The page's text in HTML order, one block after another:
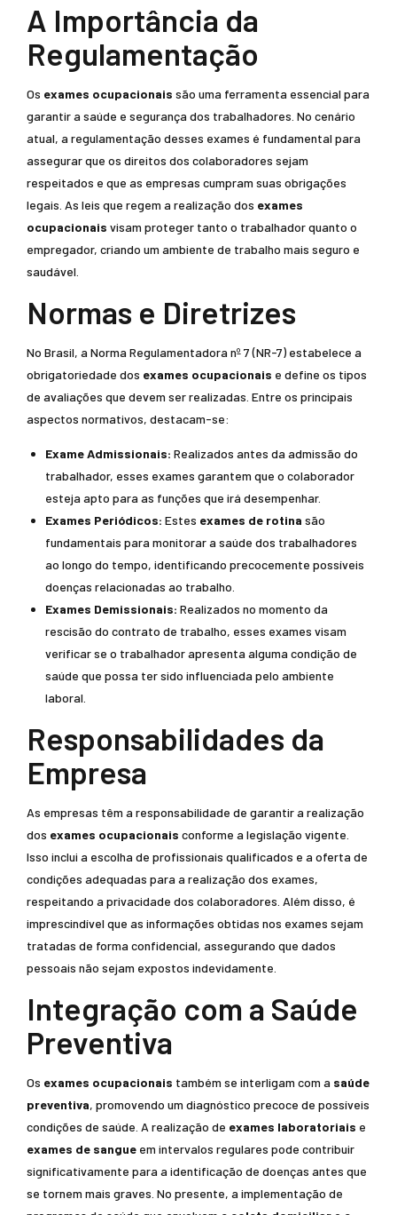
A Importância da
Regulamentação
Os exames ocupacionais são uma ferramenta essencial para
garantir a saúde e segurança dos trabalhadores. No cenário
atual, a regulamentação desses exames é fundamental para
assegurar que os direitos dos colaboradores sejam
respeitados e que as empresas cumpram suas obrigações
legais. As leis que regem a realização dos exames
ocupacionais visam proteger tanto o trabalhador quanto o
empregador, criando um ambiente de trabalho mais seguro e
saudável.
Normas e Diretrizes
No Brasil, a Norma Regulamentadora nº 7 (NR-7) estabelece a
obrigatoriedade dos exames ocupacionais e define os tipos
de avaliações que devem ser realizadas. Entre os principais
aspectos normativos, destacam-se:
Exame Admissionais: Realizados antes da admissão do
trabalhador, esses exames garantem que o colaborador
esteja apto para as funções que irá desempenhar.
Exames Periódicos: Estes exames de rotina são
fundamentais para monitorar a saúde dos trabalhadores
ao longo do tempo, identificando precocemente possíveis
doenças relacionadas ao trabalho.
Exames Demissionais: Realizados no momento da
rescisão do contrato de trabalho, esses exames visam
verificar se o trabalhador apresenta alguma condição de
saúde que possa ter sido influenciada pelo ambiente
laboral.
Responsabilidades da
Empresa
As empresas têm a responsabilidade de garantir a realização
dos exames ocupacionais conforme a legislação vigente.
Isso inclui a escolha de profissionais qualificados e a oferta de
condições adequadas para a realização dos exames,
respeitando a privacidade dos colaboradores. Além disso, é
imprescindível que as informações obtidas nos exames sejam
tratadas de forma confidencial, assegurando que dados
pessoais não sejam expostos indevidamente.
Integração com a Saúde
Preventiva
Os exames ocupacionais também se interligam com a saúde
preventiva, promovendo um diagnóstico precoce de possíveis
condições de saúde. A realização de exames laboratoriais e
exames de sangue em intervalos regulares pode contribuir
significativamente para a identificação de doenças antes que
se tornem mais graves. No presente, a implementação de